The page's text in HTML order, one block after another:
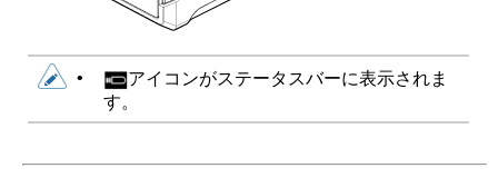
•
アイコンがステータスバーに表示されま
す。